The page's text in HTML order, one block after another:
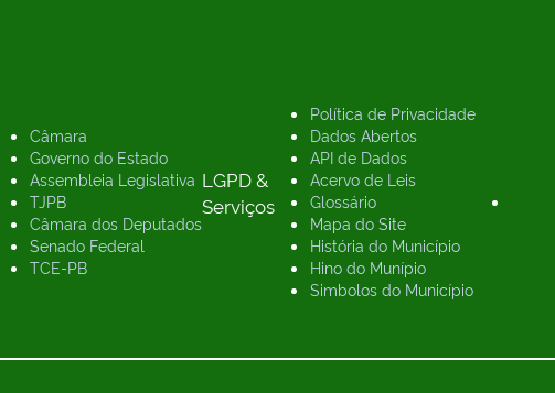
Câmara
Governo do Estado
Assembleia Legislativa
TJPB
Câmara dos Deputados
Senado Federal
TCE-PB
LGPD &
Serviços
Política de Privacidade
Dados Abertos
API de Dados
Acervo de Leis
Glossário
Mapa do Site
História do Município
Hino do Munípio
Simbolos do Município